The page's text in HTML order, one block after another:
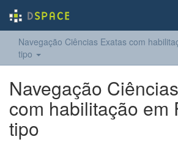
Navegação Ciências Exatas com
tipo
Navegação
com habilitação em
tipo